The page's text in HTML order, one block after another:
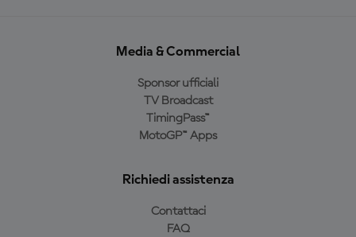
Media & Commercial
Sponsor ufficiali
TV Broadcast
TimingPass™
MotoGP™ Apps
Richiedi assistenza
Contattaci
FAQ